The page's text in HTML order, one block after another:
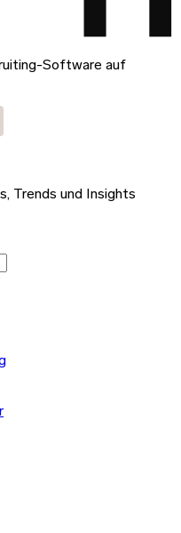
Software auf
Trends und Insights